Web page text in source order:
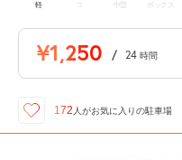
軽 中型 ボックス
¥1,250 / 24 時間
172 人がお気に入りの駐車場